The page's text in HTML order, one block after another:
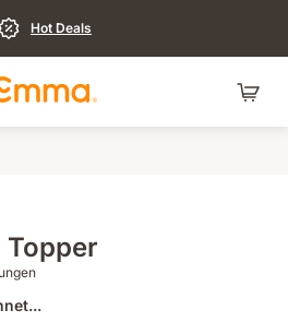
Hot Deals
Topper
845 Bewertungen